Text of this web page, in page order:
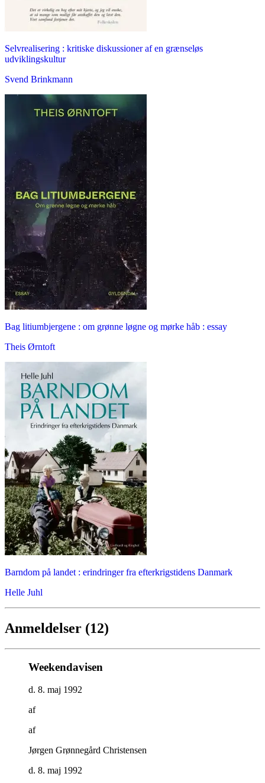
Selvrealisering : kritiske diskussioner af en grænseløs
udviklingskultur
Svend Brinkmann
Bag litiumbjergene : om grønne løgne og mørke håb : essay
Theis Ørntoft
Barndom på landet : erindringer fra efterkrigstidens Danmark
Helle Juhl
Anmeldelser (12)
Weekendavisen
d. 8. maj 1992
af
af
Jørgen Grønnegård Christensen
d. 8. maj 1992